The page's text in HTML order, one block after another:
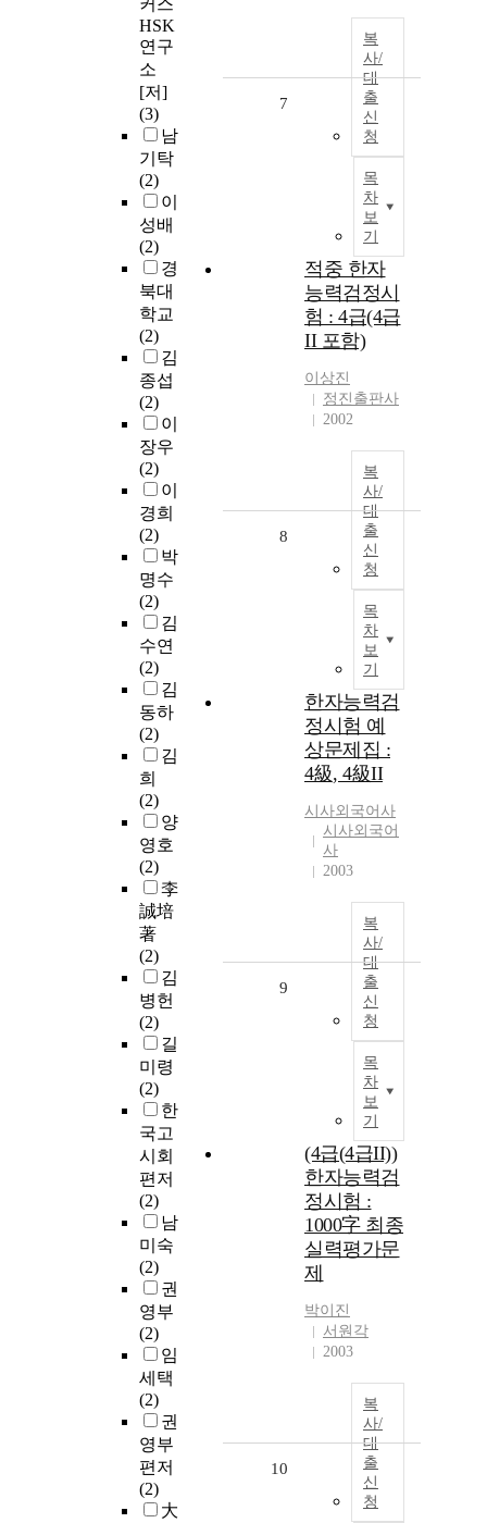
커스
HSK
연구
소
[저]
(3)
남
기탁
(2)
이
성배
(2)
경
북대
학교
(2)
김
종섭
(2)
이
장우
(2)
이
경희
(2)
박
명수
(2)
김
수연
(2)
김
동하
(2)
김
희
(2)
양
영호
(2)
李
誠培
著
(2)
김
병헌
(2)
길
미령
(2)
한
국고
시회
편저
(2)
남
미숙
(2)
권
영부
(2)
임
세택
(2)
권
영부
편저
(2)
大
복
사/
대
출
신
청
목
차
보
기
7
적중 한자
능력검정시
험 : 4급(4급
II 포함)
이상진
정진출판사
2002
복
사/
대
출
신
청
목
차
보
기
8
한자능력검
정시험 예
상문제집 :
4級, 4級II
시사외국어사
시사외국어
사
2003
복
사/
대
출
신
청
목
차
보
기
9
(4급(4급II))
한자능력검
정시험 :
1000字 최종
실력평가문
제
박이진
서원각
2003
복
사/
대
출
신
청
10